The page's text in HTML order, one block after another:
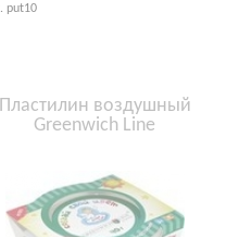
put10
Пластилин воздушный
Greenwich Line